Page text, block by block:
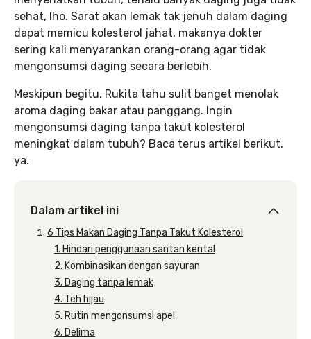
sehat, lho. Sarat akan lemak tak jenuh dalam daging
dapat memicu kolesterol jahat, makanya dokter
sering kali menyarankan orang-orang agar tidak
mengonsumsi daging secara berlebih.
Meskipun begitu, Rukita tahu sulit banget menolak
aroma daging bakar atau panggang. Ingin
mengonsumsi daging tanpa takut kolesterol
meningkat dalam tubuh? Baca terus artikel berikut,
ya.
Dalam artikel ini
6 Tips Makan Daging Tanpa Takut Kolesterol
1. Hindari penggunaan santan kental
2. Kombinasikan dengan sayuran
3. Daging tanpa lemak
4. Teh hijau
5. Rutin mengonsumsi apel
6. Delima